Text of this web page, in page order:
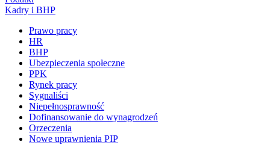
Kadry i BHP
Prawo pracy
HR
BHP
Ubezpieczenia społeczne
PPK
Rynek pracy
Sygnaliści
Niepełnosprawność
Dofinansowanie do wynagrodzeń
Orzeczenia
Nowe uprawnienia PIP